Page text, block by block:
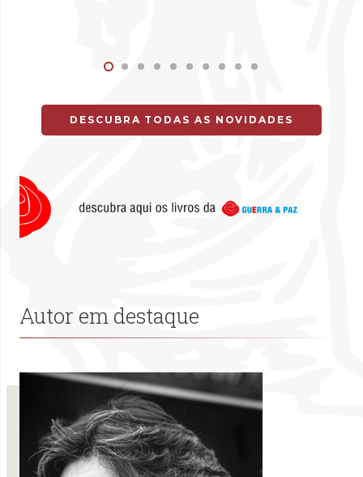
DESCUBRA TODAS AS NOVIDADES
Autor em destaque